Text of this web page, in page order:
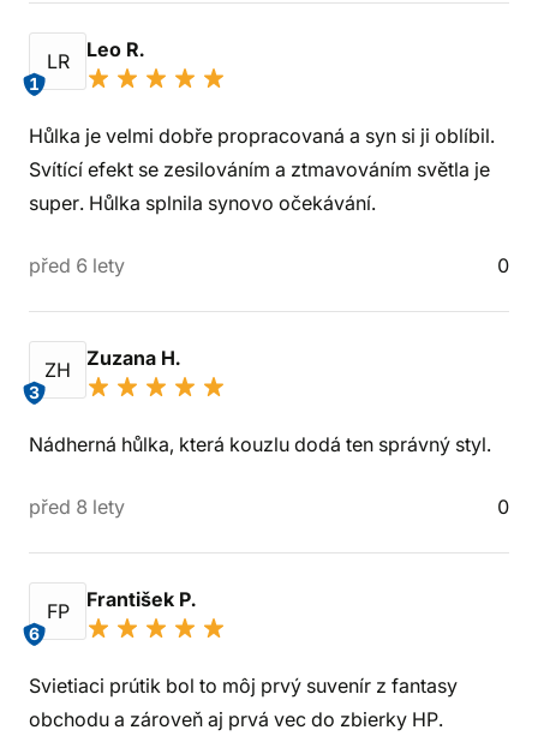
LR
1
Leo R.
Hůlka je velmi dobře propracovaná a syn si ji oblíbil.
Svítící efekt se zesilováním a ztmavováním světla je
super. Hůlka splnila synovo očekávání.
před 6 lety 0
ZH
3
Zuzana H.
Nádherná hůlka, která kouzlu dodá ten správný styl.
před 8 lety 0
FP
6
František P.
Svietiaci prútik bol to môj prvý suvenír z fantasy
obchodu a zároveň aj prvá vec do zbierky HP.